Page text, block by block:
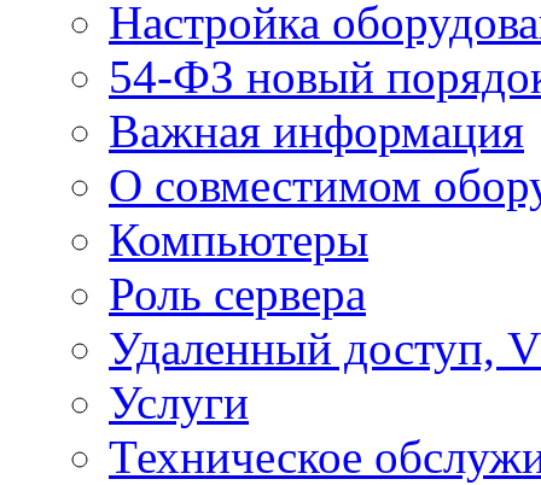
Настройка
54-ФЗ новый
Важная информация
О совместимом
Компьютеры
Роль сервера
Удаленный доступ,
Услуги
Техническое